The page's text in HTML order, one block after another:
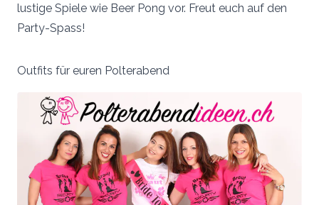
lustige Spiele wie Beer Pong vor. Freut euch auf den
Party-Spass!
Outfits für euren Polterabend